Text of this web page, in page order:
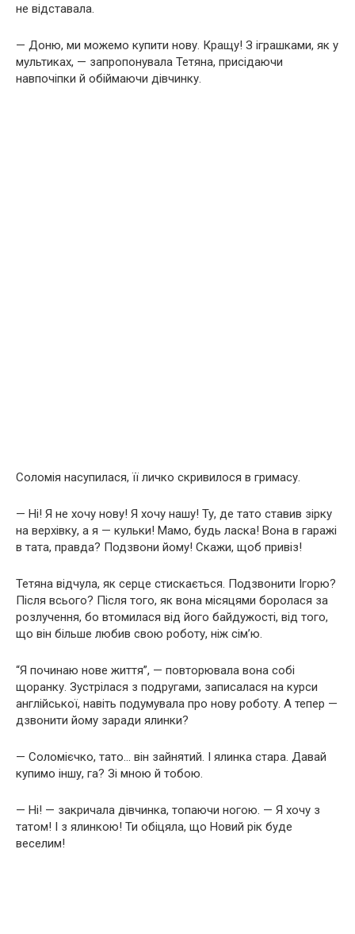
не відставала.
— Доню, ми можемо купити нову. Кращу! З іграшками, як у
мультиках, — запропонувала Тетяна, присідаючи
навпочіпки й обіймаючи дівчинку.
Соломія насупилася, її личко скривилося в гримасу.
— Ні! Я не хочу нову! Я хочу нашу! Ту, де тато ставив зірку
на верхівку, а я — кульки! Мамо, будь ласка! Вона в гаражі
в тата, правда? Подзвони йому! Скажи, щоб привіз!
Тетяна відчула, як серце стискається. Подзвонити Ігорю?
Після всього? Після того, як вона місяцями боролася за
розлучення, бо втомилася від його байдужості, від того,
що він більше любив свою роботу, ніж сім’ю.
“Я починаю нове життя”, — повторювала вона собі
щоранку. Зустрілася з подругами, записалася на курси
англійської, навіть подумувала про нову роботу. А тепер —
дзвонити йому заради ялинки?
— Соломієчко, тато… він зайнятий. І ялинка стара. Давай
купимо іншу, га? Зі мною й тобою.
— Ні! — закричала дівчинка, топаючи ногою. — Я хочу з
татом! І з ялинкою! Ти обіцяла, що Новий рік буде
веселим!